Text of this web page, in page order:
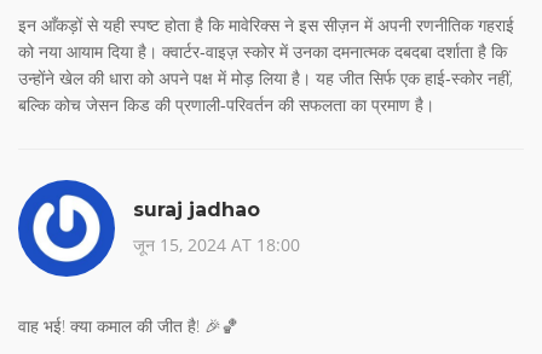
इन आँकड़ों से यही स्पष्ट होता है कि मावेरिक्स ने इस सीज़न में अपनी रणनीतिक गहराई
को नया आयाम दिया है। क्वार्टर‑वाइज़ स्कोर में उनका दमनात्मक दबदबा दर्शाता है कि
उन्होंने खेल की धारा को अपने पक्ष में मोड़ लिया है। यह जीत सिर्फ एक हाई‑स्कोर नहीं,
बल्कि कोच जेसन किड की प्रणाली‑परिवर्तन की सफलता का प्रमाण है।
suraj jadhao
जून 15, 2024 AT 18:00
वाह भई! क्या कमाल की जीत है! 🎉🏀